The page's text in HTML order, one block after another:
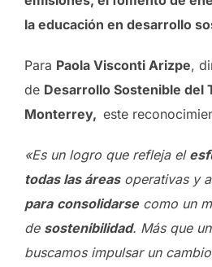
la educación en desarrollo
Para Paola Visconti Arizpe,
de Desarrollo Sostenible del
Monterrey, este
«Es un logro que refleja el
todas las áreasoperativas y
para consolidarsecomo un
de sostenibilidad. Más que
buscamos impulsar un